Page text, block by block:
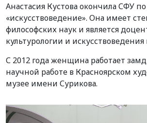
Анастасия Кустова окончила СФУ
«искусствоведение». Она имеет
философских наук и является
культурологии и
С 2012 года женщина работает
научной работе в Красноярском
музее имени Сурикова.